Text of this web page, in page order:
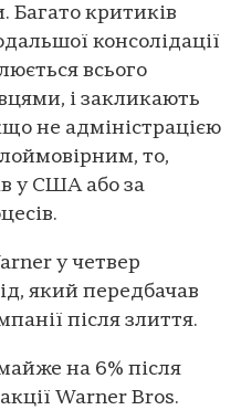
критиків
консолідації
всього
і закликають
не адміністрацією
то,
у США або за
у четвер
який передбачав
після злиття.
на 6% після
Warner Bros.